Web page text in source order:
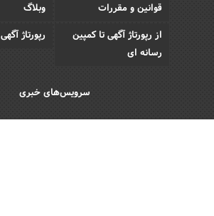
قوانین و مقررات
وبلاگ
از رپورتاژ آگهی تا کمپین
رسانه ای
رپورتاژ آگهی
سرویس‌های خبری